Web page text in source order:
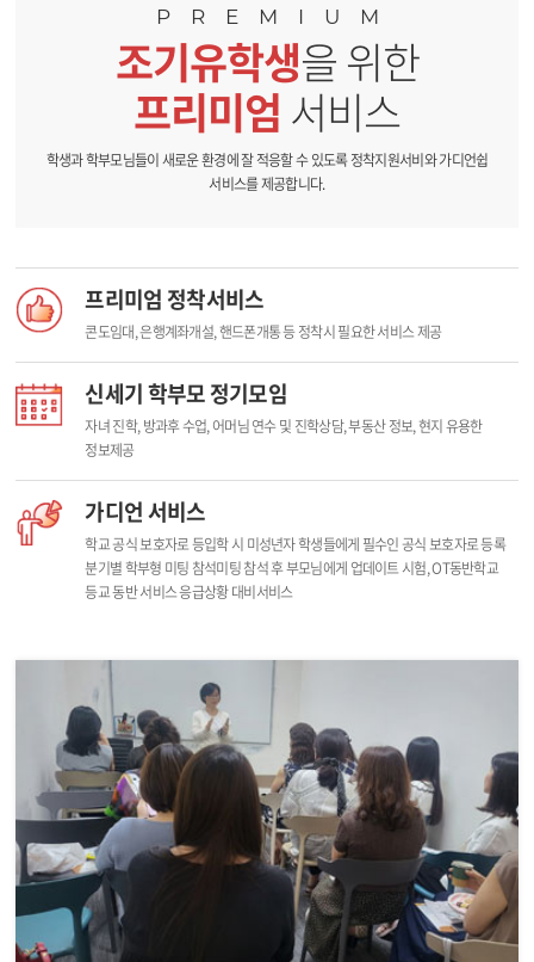
PREMIUM
조기유학생을 위한
프리미엄 서비스
학생과 학부모님들이 새로운 환경에 잘 적응할 수 있도록 정착지원서비와 가디언쉽
서비스를 제공합니다.
프리미엄 정착서비스
콘도임대, 은행계좌개설, 핸드폰개통 등정착시 필요한 서비스 제공
신세기 학부모 정기모임
자녀 진학, 방과후 수업, 어머님 연수 및 진학상담, 부동산 정보, 현지 유용한
정보제공
가디언 서비스
학교 공식 보호자로 등입학 시 미성년자 학생들에게 필수인 공식 보호자로 등록
분기별 학부형 미팅 참석미팅 참석 후 부모님에게 업데이트시험, OT동반학교
등교 동반 서비스응급상황 대비서비스